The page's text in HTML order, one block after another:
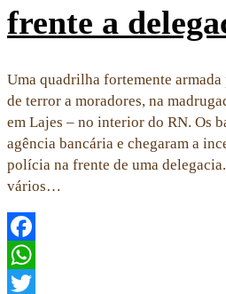
frente a
Uma quadrilha fortemente
de terror a moradores, na
em Lajes – no interior do RN. Os
agência bancária e chegaram a
polícia na frente de uma
vários…
Facebook
WhatsApp